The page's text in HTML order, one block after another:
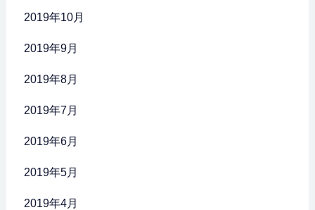
2019年10月
2019年9月
2019年8月
2019年7月
2019年6月
2019年5月
2019年4月